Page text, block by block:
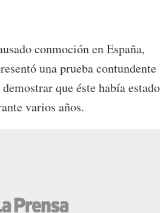
conmoción en España,
una prueba contundente
que éste había estado
varios años.